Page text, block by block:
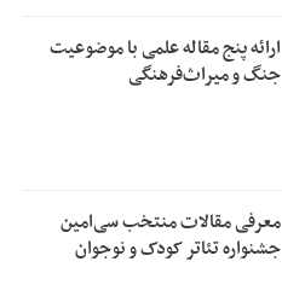
ارائه پنج مقاله علمی با موضوعیت
جنگ و میراث‌فرهنگی
معرفی مقالات منتخب سی‌امین
جشنواره تئاتر کودک و نوجوان